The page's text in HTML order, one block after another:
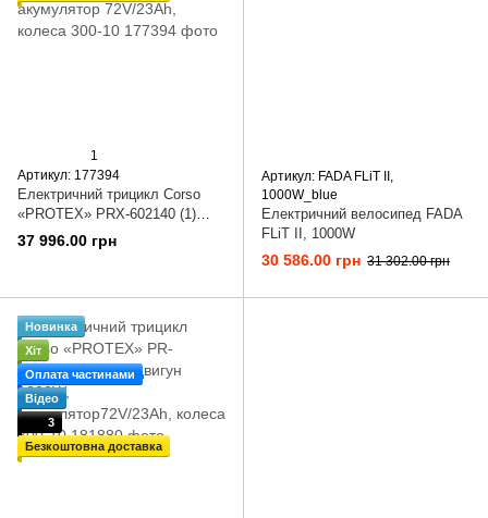
1
Артикул: 177394
Електричний трицикл Corso
«PROTEX» PRX-602140 (1)
двигун 1000W, акумулятор
72V/23Ah, колеса 300-10
37 996.00 грн
Артикул: FADA FLiT II,
1000W_blue
Електричний велосипед FADA
FLiT II, 1000W
30 586.00 грн 31 302.00 грн
Новинка
Хіт
Оплата частинами
Відео
3
Безкоштовна доставка